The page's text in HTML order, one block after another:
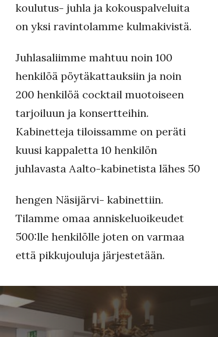
koulutus- juhla ja kokouspalveluita
on yksi ravintolamme kulmakivistä.
Juhlasaliimme mahtuu noin 100
henkilöä pöytäkattauksiin ja noin
200 henkilöä cocktail muotoiseen
tarjoiluun ja konsertteihin.
Kabinetteja tiloissamme on peräti
kuusi kappaletta 10 henkilön
juhlavasta Aalto-kabinetista lähes 50
hengen Näsijärvi- kabinettiin.
Tilamme omaa anniskeluoikeudet
500:lle henkilölle joten on varmaa
että pikkujouluja järjestetään.